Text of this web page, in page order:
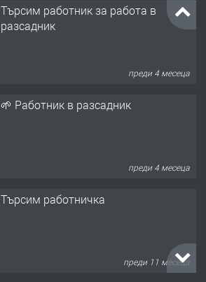
Търсим работник за работа в
разсадник
преди 4 месеца
🌱 Работник в разсадник
преди 4 месеца
Търсим работничка
преди 11 месеца